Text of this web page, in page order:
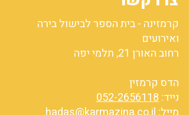
קרמזינה - בית הספר לבישול בירה
ואירועים
רחוב האורן 21, תלמי יפה
הדס קרמזין
נייד:052-2656118